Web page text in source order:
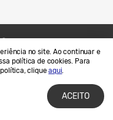
no site. Ao continuar e
política de cookies. Para
política, cliqueaqui.
ACEITO
e Cookies